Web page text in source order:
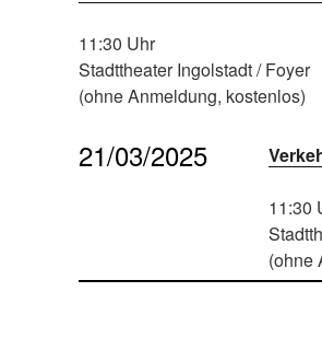
11:30 Uhr
Stadttheater Ingolstadt / Foyer
(ohne Anmeldung, kostenlos)
21/03/2025
11:30
(ohne